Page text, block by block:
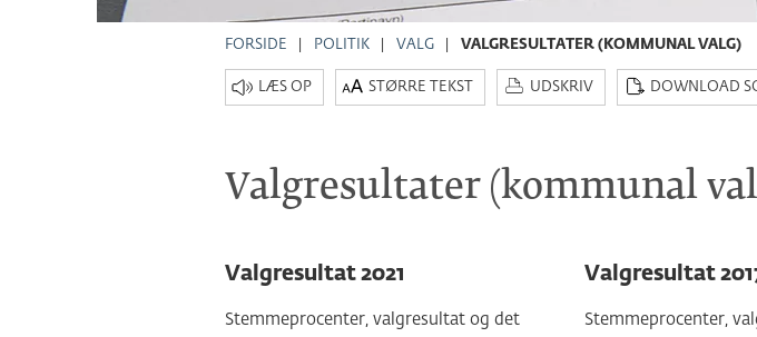
FORSIDE POLITIK VALG VALGRESULTATER (KOMMUNAL VALG)
STØRRE TEKST UDSKRIV DOWNLOAD
Valgresultater (kommunal
Valgresultat 2021
Stemmeprocenter, valgresultat og det
Valgresultat
Stemmeprocenter,